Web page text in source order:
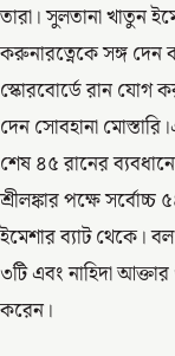
তারা। সুলতানা খাতুন
করুনারত্নেকে সঙ্গ দেন
স্কোরবোর্ডে রান যোগ
দেন সোবহানা
শেষ ৪৫ রানের
শ্রীলঙ্কার পক্ষে
ইমেশার ব্যাট থেকে।
৩টি এবং নাহিদা
করেন।